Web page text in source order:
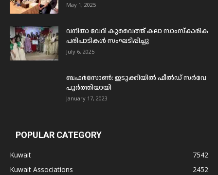
May 1, 2025
വനിതാ വേദി കുവൈത്ത് കലാ സാംസ്കാരിക
പരിപാടികൾ സംഘടിപ്പിച്ചു
July 6, 2025
ബഫര്‍സോണ്‍: ഇടുക്കിയില്‍ ഫീല്‍ഡ് സര്‍വേ
പൂര്‍ത്തിയായി
January 17, 2023
POPULAR CATEGORY
Kuwait
7542
Kuwait Associations
2452